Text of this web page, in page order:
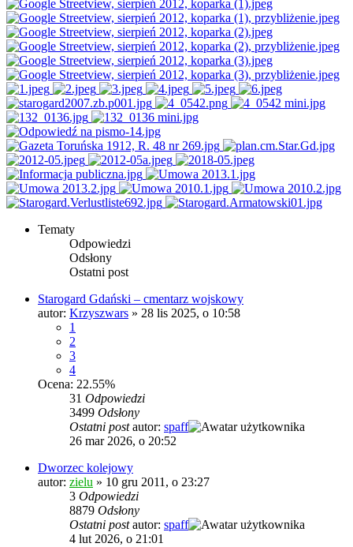
Tematy
Odpowiedzi
Odsłony
Ostatni post
Starogard Gdański – cmentarz wojskowy
autor: Krzyszwars » 28 lis 2025, o 10:58
1
2
3
4
Ocena: 22.55%
31 Odpowiedzi
3499 Odsłony
Ostatni postautor: spaff
26 mar 2026, o 20:52
Dworzec kolejowy
autor: zielu » 10 gru 2011, o 23:27
3 Odpowiedzi
8879 Odsłony
Ostatni postautor: spaff
4 lut 2026, o 21:01